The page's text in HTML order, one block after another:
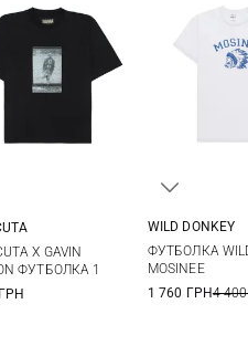
Х GAVIN
ФУТБОЛКА 1
WILD DONKEY
ФУТБОЛКА
MOSINEE
1 760 ГРН4